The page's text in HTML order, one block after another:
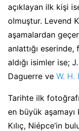
açıklayan ilk kişi
olmuştur. Levend
aşamalardan
anlattığı
aldığı isimler ise;
Daguerre ve W. H.
Tarihte ilk
en büyük
Kılıç, Niépce’in